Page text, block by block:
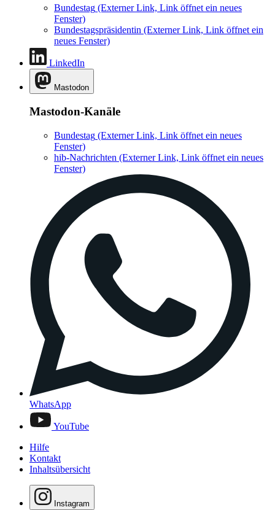
Bundestag (Externer Link, Link öffnet ein neues
Fenster)
Bundestagspräsidentin (Externer Link, Link öffnet ein
neues Fenster)
LinkedIn
Mastodon
Mastodon-Kanäle
Bundestag (Externer Link, Link öffnet ein neues
Fenster)
hib-Nachrichten (Externer Link, Link öffnet ein neues
Fenster)
WhatsApp
YouTube
Hilfe
Kontakt
Inhaltsübersicht
Instagram